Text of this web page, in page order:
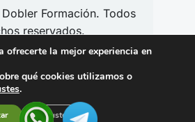
Dobler Formación. Todos
reservados.
ofrecerte la mejor experiencia en
qué cookies utilizamos o
.
Ajustes